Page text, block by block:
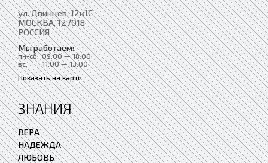
ул. Двинцев, 12к1С
МОСКВА, 127018
РОССИЯ
Мы работаем:
пн-сб: 09:00 — 18:00
вс:
11:00 — 13:00
Показать на карте
ЗНАНИЯ
ВЕРА
НАДЕЖДА
ЛЮБОВЬ